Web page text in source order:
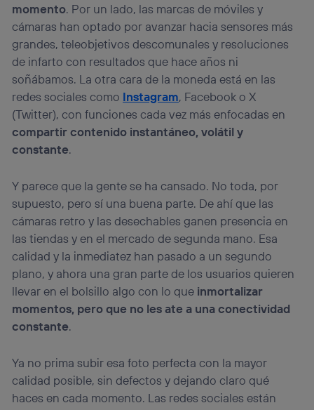
momento. Por un lado, las marcas de móviles y
cámaras han optado por avanzar hacia sensores más
grandes, teleobjetivos descomunales y resoluciones
de infarto con resultados que hace años ni
soñábamos. La otra cara de la moneda está en las
redes sociales como Instagram, Facebook o X
(Twitter), con funciones cada vez más enfocadas en
compartir contenido instantáneo, volátil y
constante.
Y parece que la gente se ha cansado. No toda, por
supuesto, pero sí una buena parte. De ahí que las
cámaras retro y las desechables ganen presencia en
las tiendas y en el mercado de segunda mano. Esa
calidad y la inmediatez han pasado a un segundo
plano, y ahora una gran parte de los usuarios quieren
llevar en el bolsillo algo con lo que inmortalizar
momentos, pero que no les ate a una conectividad
constante.
Ya no prima subir esa foto perfecta con la mayor
calidad posible, sin defectos y dejando claro qué
haces en cada momento. Las redes sociales están